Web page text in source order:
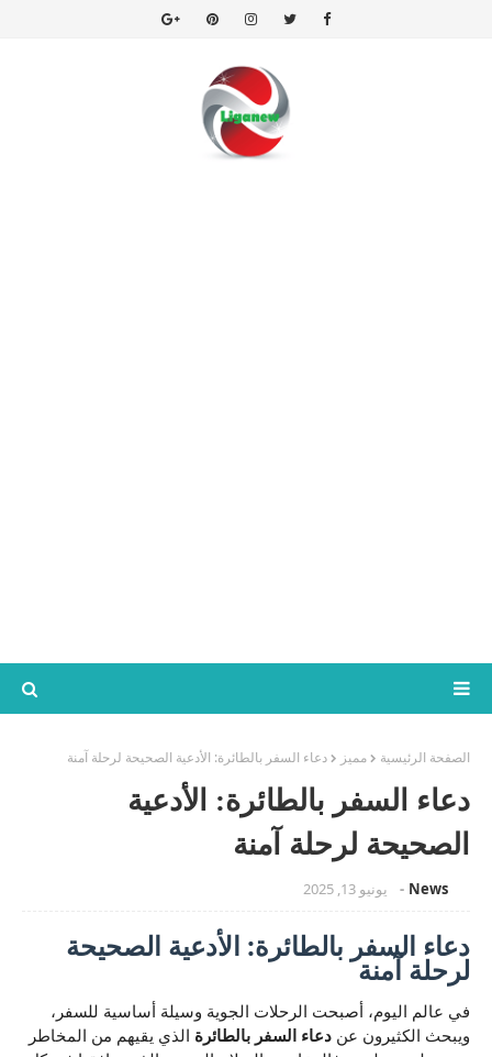
الصفحة الرئيسية مميز دعاء السفر بالطائرة: الأدعية الصحيحة لرحلة آمنة
دعاء السفر بالطائرة: الأدعية
الصحيحة لرحلة آمنة
News يونيو 13, 2025
دعاء السفر بالطائرة: الأدعية الصحيحة
لرحلة آمنة
في عالم اليوم، أصبحت الرحلات الجوية وسيلة أساسية للسفر،
ويبحث الكثيرون عن دعاء السفر بالطائرة الذي يقيهم من المخاطر